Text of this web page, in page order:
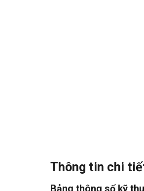
Thông tin chi
Bảng thông số kỹ